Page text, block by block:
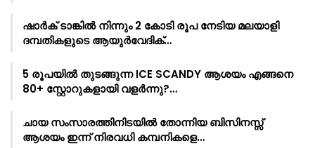
ഷാർക്‌ ടാങ്കിൽ നിന്നും 2 കോടി രൂപ നേടിയ മലയാളി
ദമ്പതികളുടെ ആയുർവേദിക്…
5 രൂപയിൽ തുടങ്ങുന്ന ICE SCANDY ആശയം എങ്ങനെ
80+ സ്റ്റോറുകളായി വളർന്നു?…
ചായ സംസാരത്തിനിടയിൽ തോന്നിയ ബിസിനസ്സ്
ആശയം ഇന്ന് നിരവധി കമ്പനികളെ…